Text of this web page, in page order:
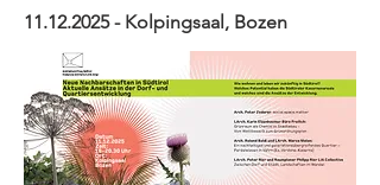
11.12.2025- Kolpingsaal, Bozen